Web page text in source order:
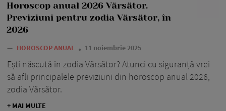
Horoscop anual 2026 Vărsător.
Previziuni pentru zodia Vărsător, în
2026
— HOROSCOP ANUAL 11 noiembrie 2025
Ești născută în zodia Vărsător? Atunci cu siguranță vrei
să afli principalele previziuni din horoscop anual 2026,
zodia Vărsător.
+ MAI MULTE